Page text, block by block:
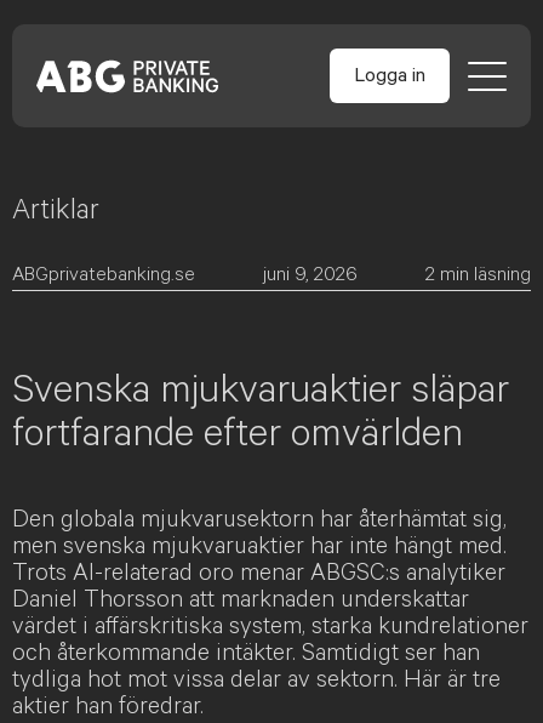
Skip
content
Logga in
Artiklar
ABGprivatebanking.se juni 9, 2026 2 min läsning
Svenska mjukvaruaktier släpar
fortfarande efter omvärlden
Den globala mjukvarusektorn har återhämtat sig,
men svenska mjukvaruaktier har inte hängt med.
Trots AI-relaterad oro menar ABGSC:s analytiker
Daniel Thorsson att marknaden underskattar
värdet i affärskritiska system, starka kundrelationer
och återkommande intäkter. Samtidigt ser han
tydliga hot mot vissa delar av sektorn. Här är tre
aktier han föredrar.